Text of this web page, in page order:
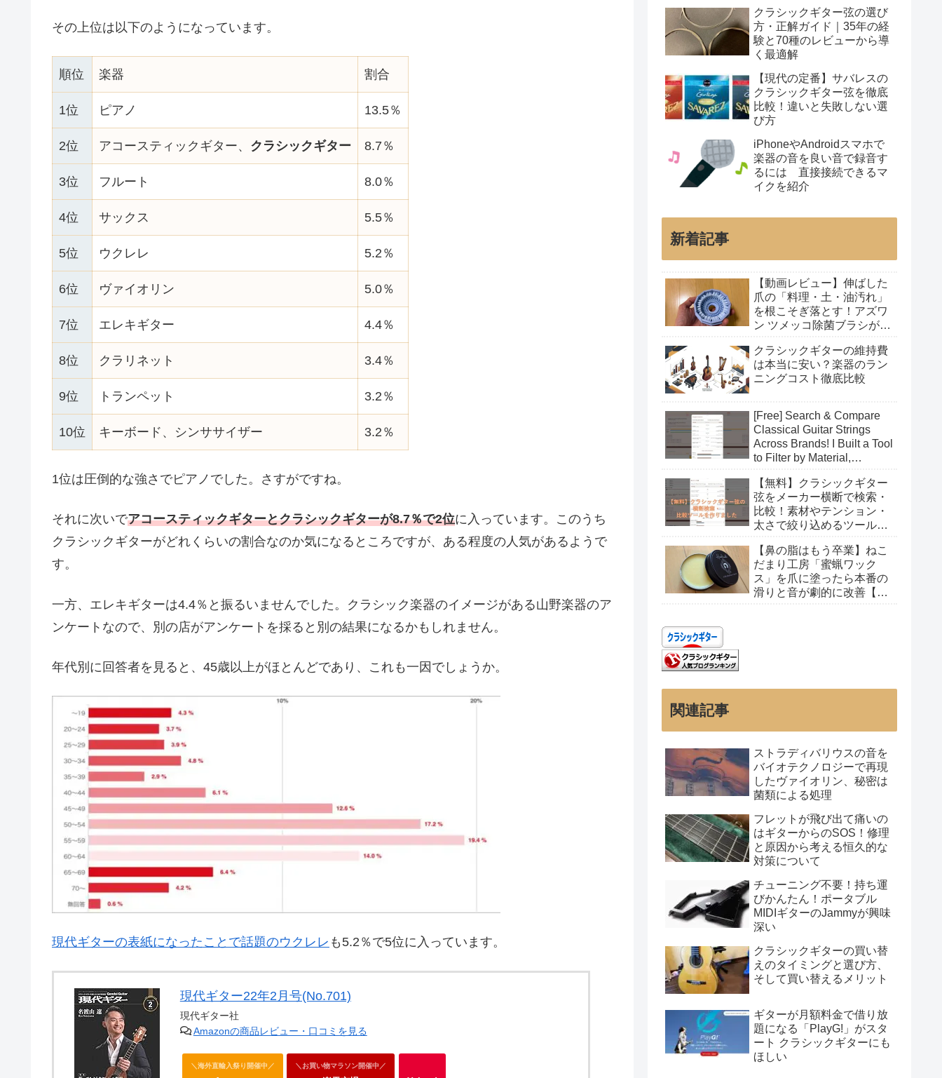
その上位は以下のようになっています。
順位 楽器 割合
1位 ピアノ 13.5％
2位 アコースティックギター、 クラシックギター 8.7％
3位 フルート 8.0％
4位 サックス 5.5％
5位 ウクレレ 5.2％
6位 ヴァイオリン 5.0％
7位 エレキギター 4.4％
8位 クラリネット 3.4％
9位 トランペット 3.2％
10位 キーボード、シンササイザー 3.2％
1位は圧倒的な強さでピアノでした。さすがですね。
それに次いでアコースティックギターとクラシックギターが8.7％で2位に入っています。このうち
クラシックギターがどれくらいの割合なのか気になるところですが、ある程度の人気があるようで
す。
一方、エレキギターは4.4％と振るいませんでした。クラシック楽器のイメージがある山野楽器のア
ンケートなので、別の店がアンケートを採ると別の結果になるかもしれません。
年代別に回答者を見ると、45歳以上がほとんどであり、これも一因でしょうか。
現代ギターの表紙になったことで話題のウクレレ も5.2％で5位に入っています。
現代ギター22年2月号(No.701)
現代ギター社
Amazonの商品レビュー・口コミを見る
＼海外直輸入祭り開催中／ ＼お買い物マラソン開催中／
クラシックギター弦の選び
方・正解ガイド｜35年の経
験と70種のレビューから導
く最適解
【現代の定番】サバレスの
クラシックギター弦を徹底
比較！違いと失敗しない選
び方
iPhoneやAndroidスマホで
楽器の音を良い音で録音す
るには 直接接続できるマ
イクを紹介
新着記事
【動画レビュー】伸ばした
爪の「料理・土・油汚れ」
を根こそぎ落とす！アズワ
ン ツメッコ除菌ブラシが凄
クラシックギターの維持費
は本当に安い？楽器のラン
ニングコスト徹底比較
[Free] Search & Compare
Classical Guitar Strings
Across Brands! I Built a Tool
to Filter by Material,
【無料】クラシックギター
弦をメーカー横断で検索・
比較！素材やテンション・
太さで絞り込めるツールを
【鼻の脂はもう卒業】ねこ
だまり工房「蜜蝋ワック
ス」を爪に塗ったら本番の
滑りと音が劇的に改善【レ
関連記事
ストラディバリウスの音を
バイオテクノロジーで再現
したヴァイオリン、秘密は
菌類による処理
フレットが飛び出て痛いの
はギターからのSOS！修理
と原因から考える恒久的な
対策について
チューニング不要！持ち運
びかんたん！ポータブル
MIDIギターのJammyが興味
深い
クラシックギターの買い替
えのタイミングと選び方、
そして買い替えるメリット
ギターが月額料金で借り放
題になる「PlayG!」がスタ
ート クラシックギターにも
ほしい